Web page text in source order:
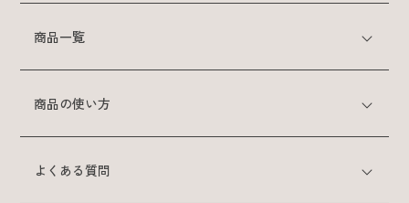
ボリュームケア
商品の使い方
よくある質問
商品一覧
商品の使い方
よくある質問